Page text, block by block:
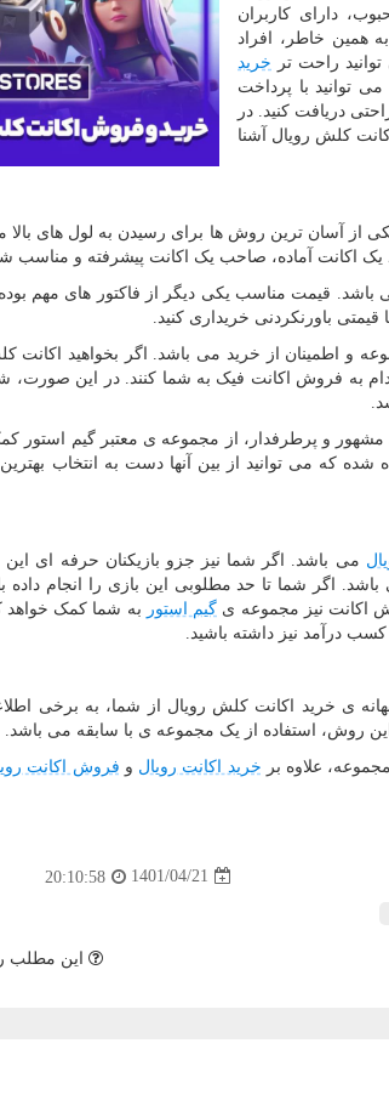
دارای کاربران
همین خاطر، افراد
راحت تر خرید
توانید با پرداخت
دریافت کنید. در
کلش رویال آشنا
از آسان ترین روش ها برای رسیدن به لول های
یک اکانت آماده، صاحب یک اکانت پیشرفته و مناسب
باشد. قیمت مناسب یکی دیگر از فاکتور های مهم
قیمتی باورنکردنی خریداری کنید.
و اطمینان از خرید می باشد. اگر بخواهید
به فروش اکانت فیک به شما کنند. در این صورت،
مشهور و پرطرفدار، از مجموعه ی معتبر گیم استور
که می توانید از بین آنها دست به انتخاب
می باشد. اگر شما نیز جزو بازیکنان حرفه ای این
اگر شما تا حد مطلوبی این بازی را انجام داده
اکانت نیز مجموعه ی گیم استور به شما کمک خواهد
درآمد نیز داشته باشید.
بهانه ی خرید اکانت کلش رویال از شما، به برخی
روش، استفاده از یک مجموعه ی با سابقه می باشد.
علاوه بر خرید اکانت رویال و فروش اکانت
1401/04/21
20:10:58
این مطلب